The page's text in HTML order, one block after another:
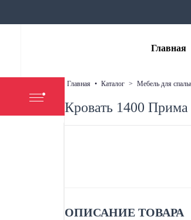
Главная
главная • каталог > мебель для
Кровать 1400
ОПИСАНИЕ ТОВАРА